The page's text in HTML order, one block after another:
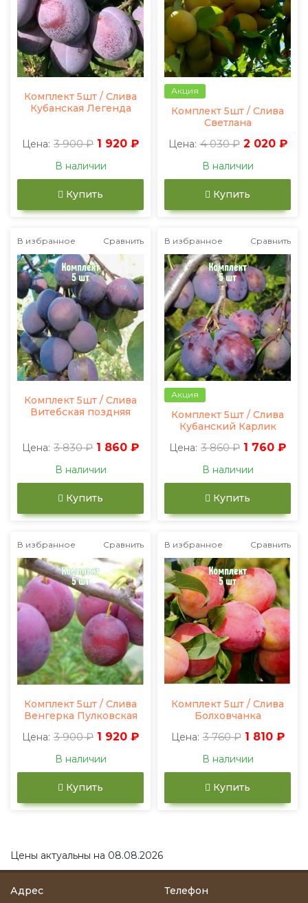
Комплект 5шт / Слива
Кубанская Легенда
Цена: 3 900 ₽ 1 920 ₽
В наличии
Купить
Акция
Комплект 5шт / Слива
Светлана
Цена: 4 030 ₽ 2 020 ₽
В наличии
Купить
В избранное Сравнить
Комплект 5шт / Слива
Витебская поздняя
Цена: 3 830 ₽ 1 860 ₽
В наличии
Купить
В избранное Сравнить
Акция
Комплект 5шт / Слива
Кубанский Карлик
Цена: 3 860 ₽ 1 760 ₽
В наличии
Купить
В избранное Сравнить
Комплект 5шт / Слива
Венгерка Пулковская
Цена: 3 900 ₽ 1 920 ₽
В наличии
Купить
В избранное Сравнить
Комплект 5шт / Слива
Болховчанка
Цена: 3 760 ₽ 1 810 ₽
В наличии
Купить
Цены актуальны на 08.08.2026
Адрес Телефон